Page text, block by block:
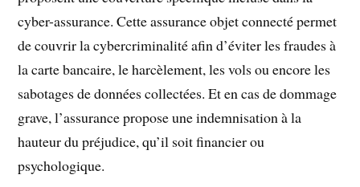
cyber-assurance. Cette assurance objet connecté permet
de couvrir la cybercriminalité afin d’éviter les fraudes à
la carte bancaire, le harcèlement, les vols ou encore les
sabotages de données collectées. Et en cas de dommage
grave, l’assurance propose une indemnisation à la
hauteur du préjudice, qu’il soit financier ou
psychologique.